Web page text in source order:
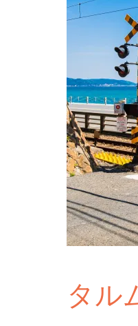
タル